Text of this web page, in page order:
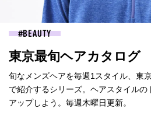
BEAUTY
東京最旬ヘアカタログ
旬なメンズヘアを毎週1スタイル、東
で紹介するシリーズ。ヘアスタイル
アップしよう。毎週木曜日更新。